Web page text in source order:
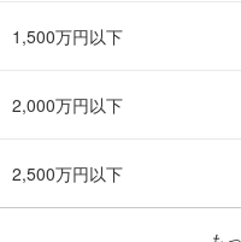
1,500万円以下
2,000万円以下
2,500万円以下